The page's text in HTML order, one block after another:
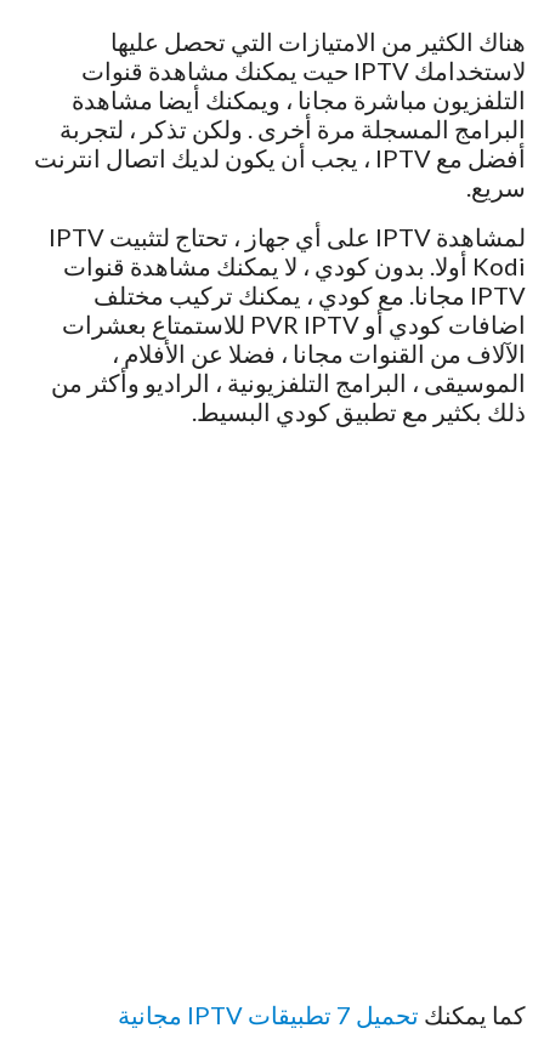
هناك الكثير من الامتيازات التي تحصل عليها
لاستخدامك IPTV حيت يمكنك مشاهدة قنوات
التلفزيون مباشرة مجانا ، ويمكنك أيضا مشاهدة
البرامج المسجلة مرة أخرى . ولكن تذكر ، لتجربة
أفضل مع IPTV ، يجب أن يكون لديك اتصال انترنت
سريع.
لمشاهدة IPTV على أي جهاز ، تحتاج لتثبيت IPTV
Kodi أولا. بدون كودي ، لا يمكنك مشاهدة قنوات
IPTV مجانا. مع كودي ، يمكنك تركيب مختلف
اضافات كودي أو PVR IPTV للاستمتاع بعشرات
الآلاف من القنوات مجانا ، فضلا عن الأفلام ،
الموسيقى ، البرامج التلفزيونية ، الراديو وأكثر من
ذلك بكثير مع تطبيق كودي البسيط.
كما يمكنك تحميل 7 تطبيقات IPTV مجانية